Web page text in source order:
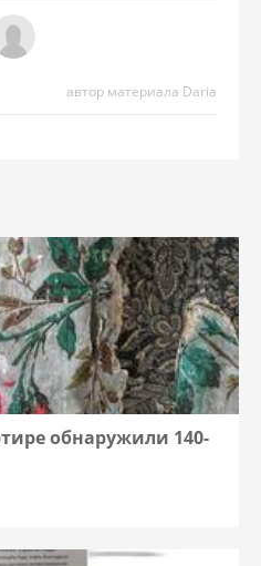
автор материала Daria
обнаружили 140-